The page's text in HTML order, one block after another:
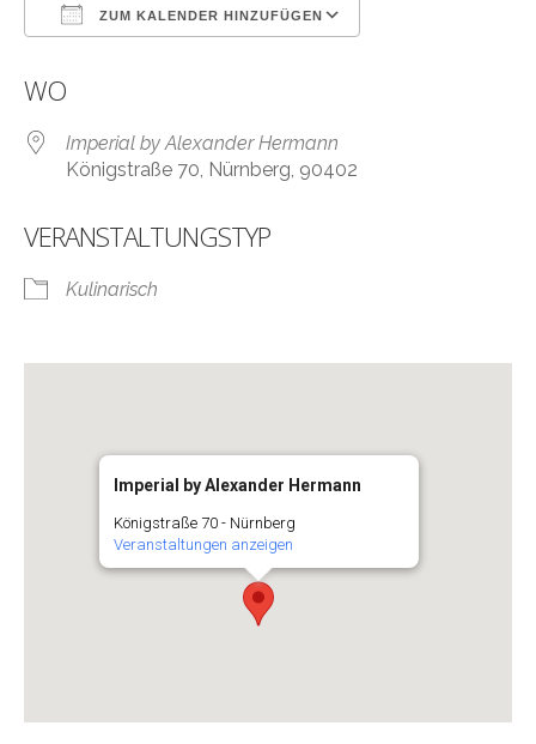
ZUM KALENDER HINZUFÜGEN
WO
Imperial by Alexander Hermann
Königstraße 70, Nürnberg, 90402
VERANSTALTUNGSTYP
Kulinarisch
Imperial by Alexander Hermann
Königstraße 70 - Nürnberg
Veranstaltungen anzeigen